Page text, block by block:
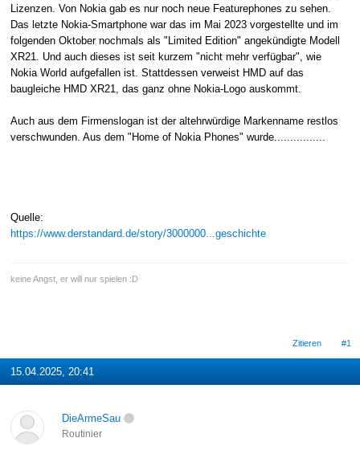
Lizenzen. Von Nokia gab es nur noch neue Featurephones zu sehen.
Das letzte Nokia-Smartphone war das im Mai 2023 vorgestellte und im
folgenden Oktober nochmals als "Limited Edition" angekündigte Modell
XR21. Und auch dieses ist seit kurzem "nicht mehr verfügbar", wie
Nokia World aufgefallen ist. Stattdessen verweist HMD auf das
baugleiche HMD XR21, das ganz ohne Nokia-Logo auskommt.
Auch aus dem Firmenslogan ist der altehrwürdige Markenname restlos
verschwunden. Aus dem "Home of Nokia Phones" wurde................
Quelle:
https://www.derstandard.de/story/3000000...geschichte
keine Angst, er will nur spielen :D
Zitieren #1
15.04.2025, 20:41
DieArmeSau
Routinier